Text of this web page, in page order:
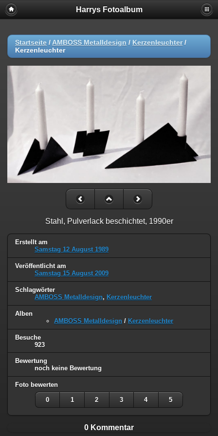
Harrys Fotoalbum
Startseite / AMBOSS Metalldesign / Kerzenleuchter/
Kerzenleuchter
Stahl, Pulverlack beschichtet, 1990er
Erstellt am
Samstag 12 August 1989
Veröffentlicht am
Samstag 15 August 2009
Schlagwörter
AMBOSS Metalldesign, Kerzenleuchter
Alben
AMBOSS Metalldesign / Kerzenleuchter
Besuche
923
Bewertung
noch keine Bewertung
Foto bewerten
0 1 2 3 4 5
0 Kommentar